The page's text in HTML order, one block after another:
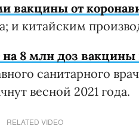
вакцины от
и китайским
на 8 млн доз вакцины
санитарного
весной 2021 года.
RELATED VIDEO